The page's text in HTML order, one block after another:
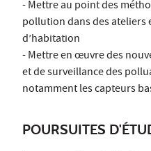
- Mettre au point des
pollution dans des ateliers
d’habitation
- Mettre en œuvre des
et de surveillance des
notamment les capteurs
POURSUITES